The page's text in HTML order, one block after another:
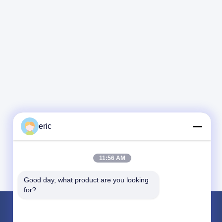
eric
11:56 AM
Good day, what product are you looking
for?